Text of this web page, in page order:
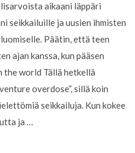
aikaani läppäri
seikkailuille ja uusien ihmisten
Päätin, että teen
ajan kanssa, kun pääsen
the world Tällä hetkellä
overdose”, sillä koin
seikkailuja. Kun kokee
ja …